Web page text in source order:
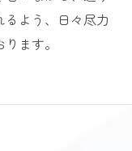
よう、日々尽力
ます。